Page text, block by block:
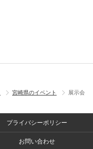
宮崎県のイベント 展示会
プライバシーポリシー
お問い合わせ